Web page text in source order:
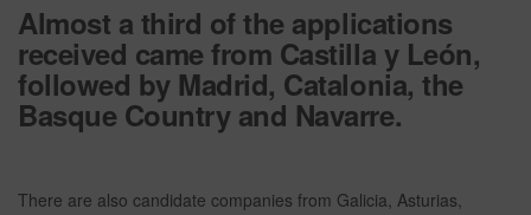
Almost a third of the applications
received came from Castilla y León,
followed by Madrid, Catalonia, the
Basque Country and Navarre.
There are also candidate companies from Galicia, Asturias,